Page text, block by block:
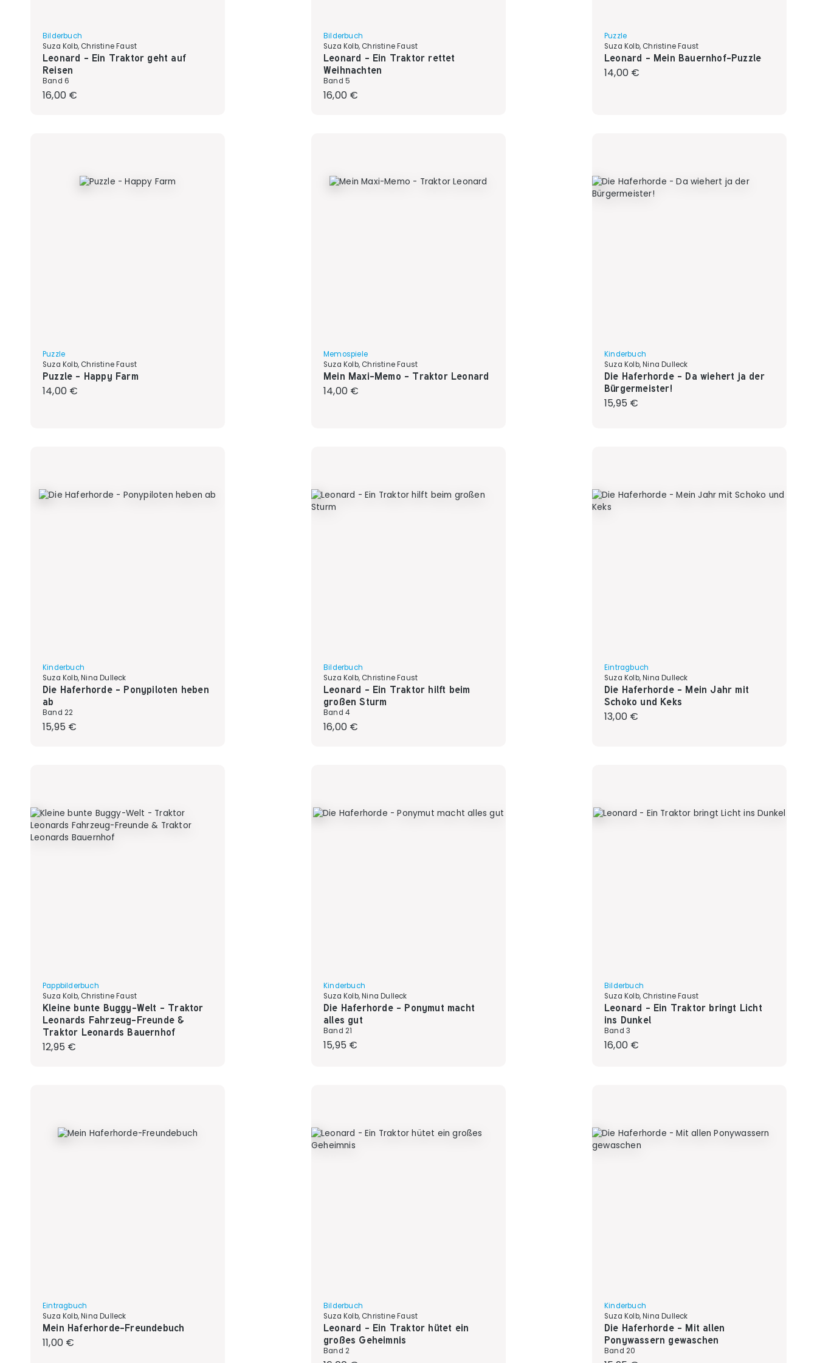
Bilderbuch
Suza Kolb, Christine Faust
Leonard - Ein Traktor geht auf
Reisen
Band 6
Regulärer Preis:
16,00 €
Bilderbuch
Suza Kolb, Christine Faust
Leonard - Ein Traktor rettet
Weihnachten
Band 5
Regulärer Preis:
16,00 €
Puzzle
Suza Kolb, Christine Faust
Leonard - Mein Bauernhof-Puzzle
Regulärer Preis:
14,00 €
Puzzle
Suza Kolb, Christine Faust
Puzzle - Happy Farm
Regulärer Preis:
14,00 €
Memospiele
Suza Kolb, Christine Faust
Mein Maxi-Memo - Traktor Leonard
Regulärer Preis:
14,00 €
Kinderbuch
Suza Kolb, Nina Dulleck
Die Haferhorde - Da wiehert ja der
Bürgermeister!
Regulärer Preis:
15,95 €
Kinderbuch
Suza Kolb, Nina Dulleck
Die Haferhorde - Ponypiloten heben
ab
Band 22
Regulärer Preis:
15,95 €
Bilderbuch
Suza Kolb, Christine Faust
Leonard - Ein Traktor hilft beim
großen Sturm
Band 4
Regulärer Preis:
16,00 €
Eintragbuch
Suza Kolb, Nina Dulleck
Die Haferhorde - Mein Jahr mit
Schoko und Keks
Regulärer Preis:
13,00 €
Pappbilderbuch
Suza Kolb, Christine Faust
Kleine bunte Buggy-Welt - Traktor
Leonards Fahrzeug-Freunde &
Traktor Leonards Bauernhof
Regulärer Preis:
12,95 €
Kinderbuch
Suza Kolb, Nina Dulleck
Die Haferhorde - Ponymut macht
alles gut
Band 21
Regulärer Preis:
15,95 €
Bilderbuch
Suza Kolb, Christine Faust
Leonard - Ein Traktor bringt Licht
ins Dunkel
Band 3
Regulärer Preis:
16,00 €
Eintragbuch
Suza Kolb, Nina Dulleck
Mein Haferhorde-Freundebuch
Regulärer Preis:
11,00 €
Bilderbuch
Suza Kolb, Christine Faust
Leonard - Ein Traktor hütet ein
großes Geheimnis
Band 2
Kinderbuch
Suza Kolb, Nina Dulleck
Die Haferhorde - Mit allen
Ponywassern gewaschen
Band 20